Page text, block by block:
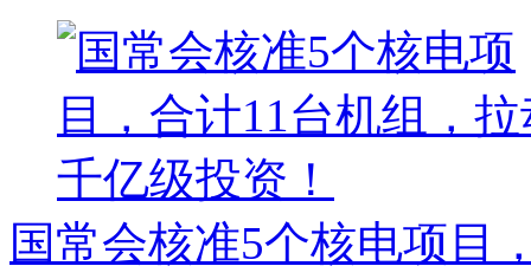
国常会核准5个核电项目